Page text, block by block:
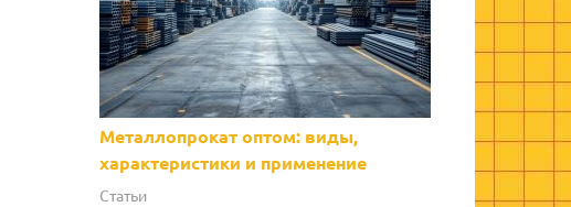
Металлопрокат оптом: виды,
характеристики и применение
Статьи